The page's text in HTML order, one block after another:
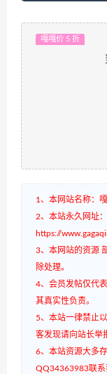
嘎嘎价 5 折
1、本网站名称：
2、本站永久网址：
https://
3、本网站的资源
除处理。
4、会员发帖仅代
其真实性负责。
5、本站一律禁止
客发现请向站长举
6、本站资源大多
QQ34363983联系